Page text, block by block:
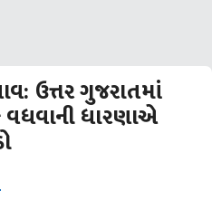
ઉત્તર ગુજરાતમાં
ધારણાએ